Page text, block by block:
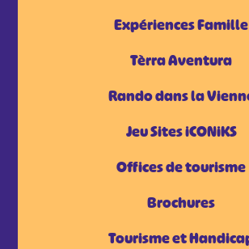
Expériences Famille
Tèrra Aventura
Rando dans la
Jeu Sites iCONiKS
Offices de tourisme
Brochures
Tourisme et